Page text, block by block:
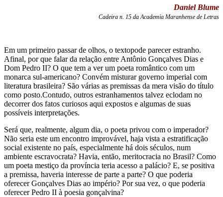
Daniel Blume
Cadeira n. 15 da Academia Maranhense de Letras
Em um primeiro passar de olhos, o textopode parecer estranho.
Afinal, por que falar da relação entre Antônio Gonçalves Dias e
Dom Pedro II? O que tem a ver um poeta romântico com um
monarca sul-americano? Convém misturar governo imperial com
literatura brasileira? São várias as premissas da mera visão do título
como posto.Contudo, outros estranhamentos talvez eclodam no
decorrer dos fatos curiosos aqui expostos e algumas de suas
possíveis interpretações.
Será que, realmente, algum dia, o poeta privou com o imperador?
Não seria este um encontro improvável, haja vista a estratificação
social existente no país, especialmente há dois séculos, num
ambiente escravocrata? Havia, então, meritocracia no Brasil? Como
um poeta mestiço da província teria acesso a palácio? E, se positiva
a premissa, haveria interesse de parte a parte? O que poderia
oferecer Gonçalves Dias ao império? Por sua vez, o que poderia
oferecer Pedro II à poesia gonçalvina?